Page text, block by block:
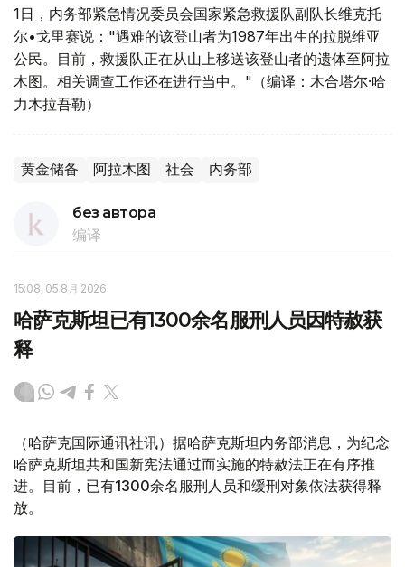
1日，内务部紧急情况委员会国家紧急救援队副队长维克托
尔•戈里赛说："遇难的该登山者为1987年出生的拉脱维亚
公民。目前，救援队正在从山上移送该登山者的遗体至阿拉
木图。相关调查工作还在进行当中。"（编译：木合塔尔·哈
力木拉吾勒）
黄金储备 阿拉木图 社会 内务部
без автора
编译
15:08, 05 8月 2026
哈萨克斯坦已有1300余名服刑人员因特赦获
释
（哈萨克国际通讯社讯）据哈萨克斯坦内务部消息，为纪念
哈萨克斯坦共和国新宪法通过而实施的特赦法正在有序推
进。目前，已有1300余名服刑人员和缓刑对象依法获得释
放。